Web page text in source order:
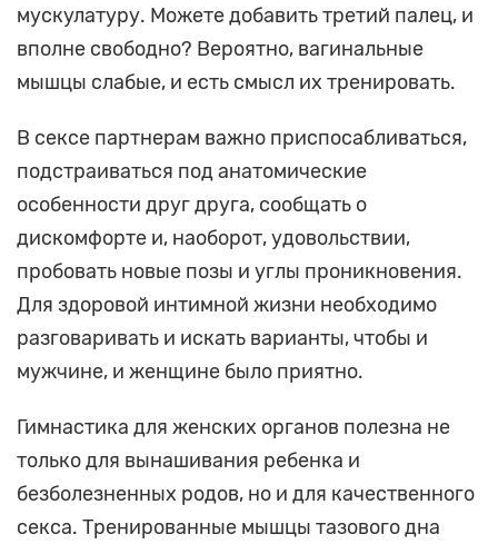
мускулатуру. Можете добавить третий палец, и
вполне свободно? Вероятно, вагинальные
мышцы слабые, и есть смысл их тренировать.
В сексе партнерам важно приспосабливаться,
подстраиваться под анатомические
особенности друг друга, сообщать о
дискомфорте и, наоборот, удовольствии,
пробовать новые позы и углы проникновения.
Для здоровой интимной жизни необходимо
разговаривать и искать варианты, чтобы и
мужчине, и женщине было приятно.
Гимнастика для женских органов полезна не
только для вынашивания ребенка и
безболезненных родов, но и для качественного
секса. Тренированные мышцы тазового дна